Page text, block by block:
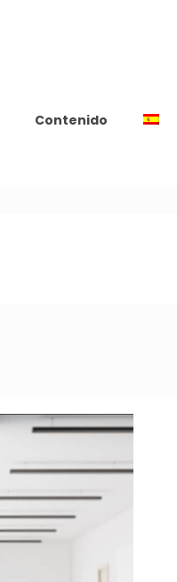
Contenido